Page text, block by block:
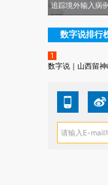
追踪境外输入病
数字说排行
1
数字说｜山西留